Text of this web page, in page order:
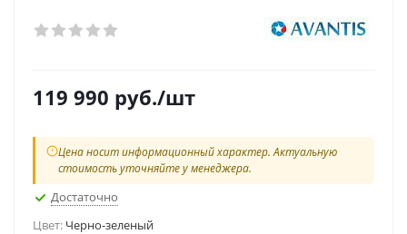
119 990 руб./шт
Цена носит информационный характер. Актуальную
стоимость уточняйте у менеджера.
Достаточно
Цвет: Черно-зеленый